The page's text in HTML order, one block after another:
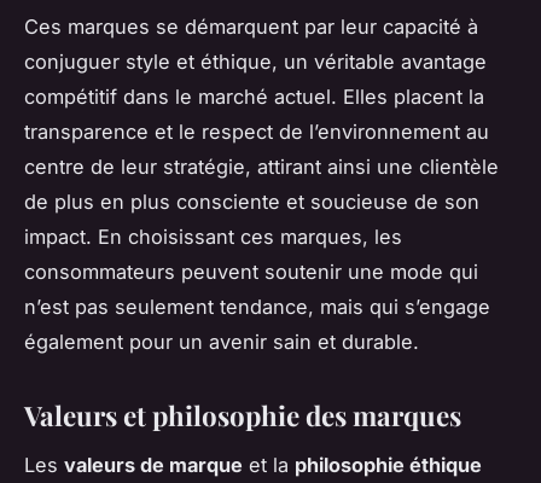
Ces marques se démarquent par leur capacité à
conjuguer style et éthique, un véritable avantage
compétitif dans le marché actuel. Elles placent la
transparence et le respect de l’environnement au
centre de leur stratégie, attirant ainsi une clientèle
de plus en plus consciente et soucieuse de son
impact. En choisissant ces marques, les
consommateurs peuvent soutenir une mode qui
n’est pas seulement tendance, mais qui s’engage
également pour un avenir sain et durable.
Valeurs et philosophie des marques
Les valeurs de marque et la philosophie éthique